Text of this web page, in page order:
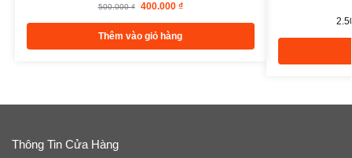
500.000₫ 400.000 ₫
Thêm vào giỏ hàng
Thông Tin Cửa Hàng